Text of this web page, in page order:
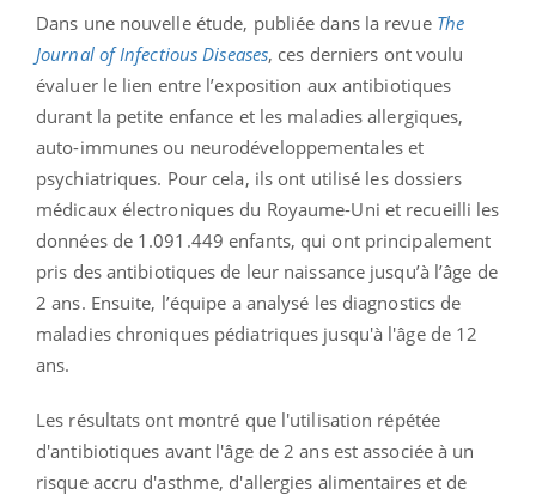
Dans une nouvelle étude, publiée dans la revue The
Journal of Infectious Diseases, ces derniers ont voulu
évaluer le lien entre l’exposition aux antibiotiques
durant la petite enfance et les maladies allergiques,
auto-immunes ou neurodéveloppementales et
psychiatriques. Pour cela, ils ont utilisé les dossiers
médicaux électroniques du Royaume-Uni et recueilli les
données de 1.091.449 enfants, qui ont principalement
pris des antibiotiques de leur naissance jusqu’à l’âge de
2 ans. Ensuite, l’équipe a analysé les diagnostics de
maladies chroniques pédiatriques jusqu'à l'âge de 12
ans.
Les résultats ont montré que l'utilisation répétée
d'antibiotiques avant l'âge de 2 ans est associée à un
risque accru d'asthme, d'allergies alimentaires et de